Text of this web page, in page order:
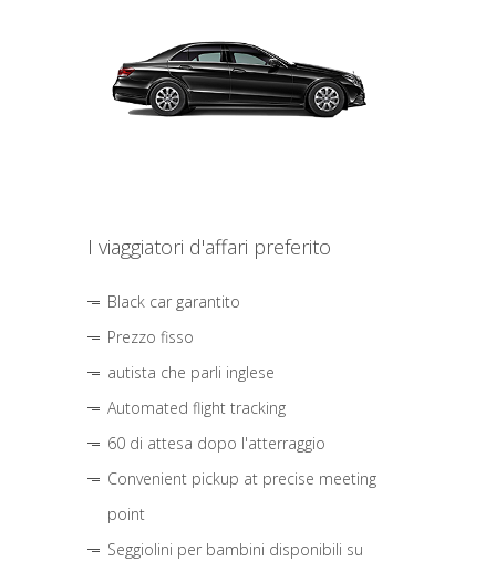
I viaggiatori d'affari preferito
Black car garantito
Prezzo fisso
autista che parli inglese
Automated flight tracking
60 di attesa dopo l'atterraggio
Convenient pickup at precise meeting
point
Seggiolini per bambini disponibili su